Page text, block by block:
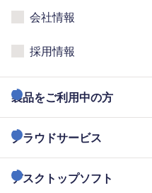
会社情報
採用情報
製品をご利用中の方
クラウドサービス
デスクトップソフト